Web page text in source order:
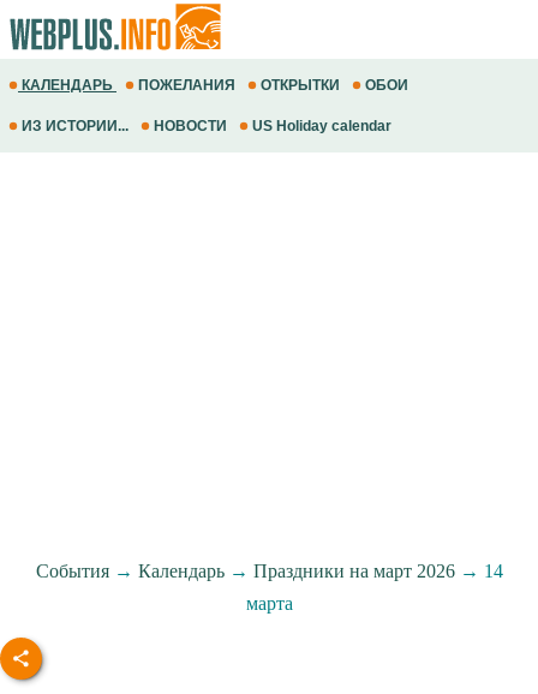
КАЛЕНДАРЬ ПОЖЕЛАНИЯ ОТКРЫТКИ ОБОИ
ИЗ ИСТОРИИ... НОВОСТИ US Holiday calendar
События→ Календарь→ Праздники на март 2026→ 14
марта